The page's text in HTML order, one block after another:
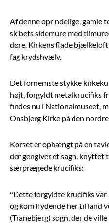
Af denne oprindelige, gamle
skibets sidemure med
døre. Kirkens flade
fag krydshvælv.
Det fornemste stykke
højt, forgyldt metalkrucifiks
findes nu i Nationalmuseet,
Onsbjerg Kirke på den
Korset er ophængt på en
der gengiver et sagn, knyttet
særprægede krucifiks:
“Dette forgyldte krucifiks
og kom flydende her til land
(Tranebjerg) sogn, der de